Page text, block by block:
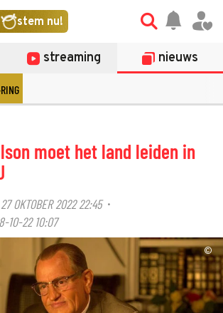
stem nu!
streaming nieuws
moet het land leiden in
27 OKTOBER 2022 22:45·
10-22 10:07
©